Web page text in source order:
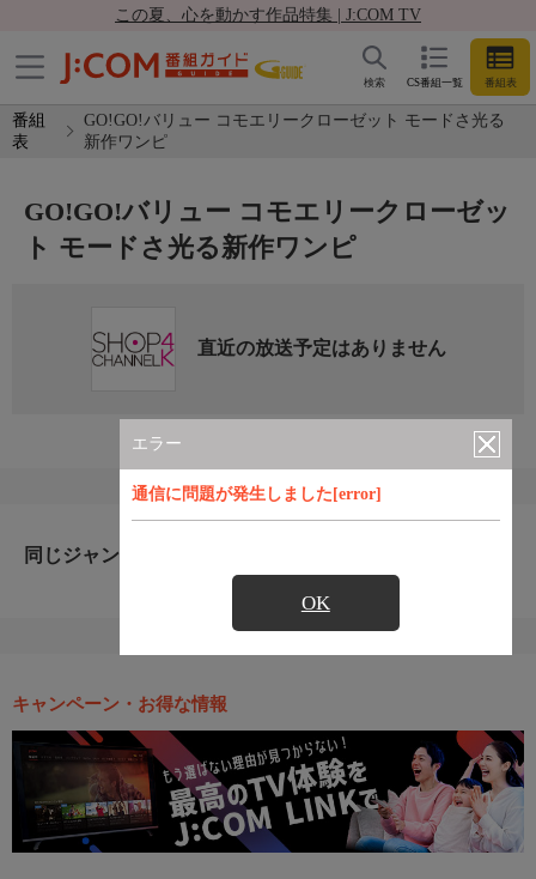
この夏、心を動かす作品特集 | J:COM TV
CS番組一覧 番組表
検索
番組
表
GO!GO!バリュー コモエリークローゼット モードさ光る
新作ワンピ
エラー
通信に問題が発生しました[error]
OK
GO!GO!バリュー コモエリークローゼッ
ト モードさ光る新作ワンピ
直近の放送予定はありません
同じジャンルのおすすめ番組
キャンペーン・お得な情報